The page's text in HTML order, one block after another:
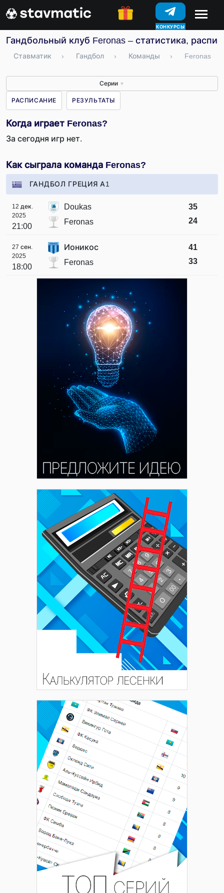
КОНКУРСЫ
Гандбольный клуб Feronas – статистика,
Ставматик › Гандбол › Команды › Feronas
Серии ▼
РАСПИСАНИЕ РЕЗУЛЬТАТЫ
Когда играет Feronas?
За сегодня игр нет.
Как сыграла команда Feronas?
ГАНДБОЛ ГРЕЦИЯ А1
12 дек.
2025
21:00
Doukas
Feronas
35
24
27 сен.
2025
18:00
Ионикос
Feronas
41
33